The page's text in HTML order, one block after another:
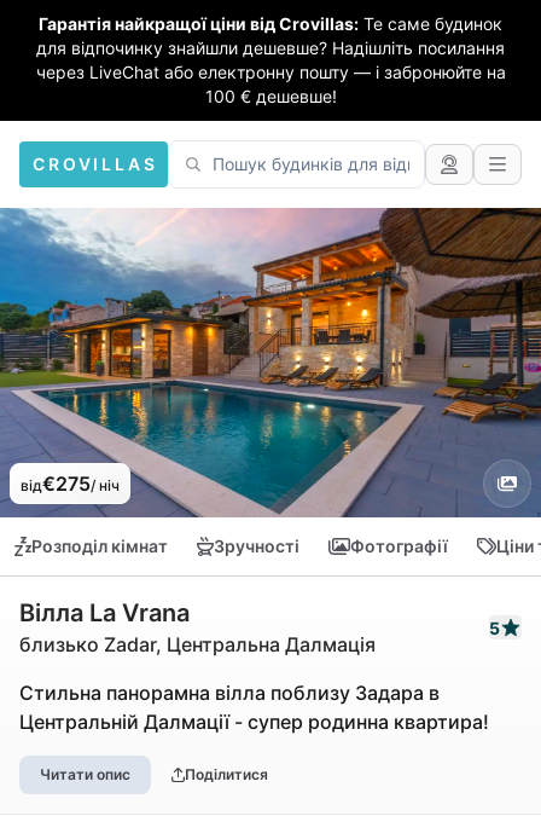
Гарантія найкращої ціни від Crovillas: Те саме будинок
для відпочинку знайшли дешевше? Надішліть посилання
через LiveChat або електронну пошту — і забронюйте на
100 € дешевше!
CROVILLAS
від€275/ ніч
Розподіл кімнат Зручності Фотографії Ціни
Вілла La Vrana
близько Zadar, Центральна Далмація
5
Стильна панорамна вілла поблизу Задара в
Центральній Далмації - супер родинна квартира!
Читати опис Поділитися